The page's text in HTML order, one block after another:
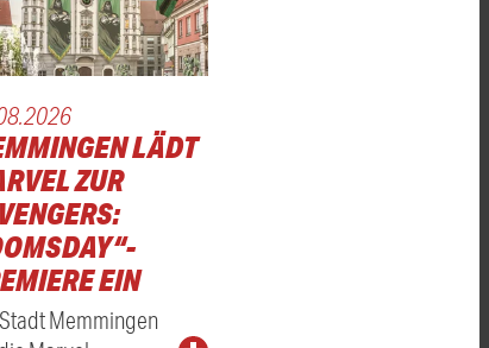
LÄDT
ZUR
EIN
Memmingen